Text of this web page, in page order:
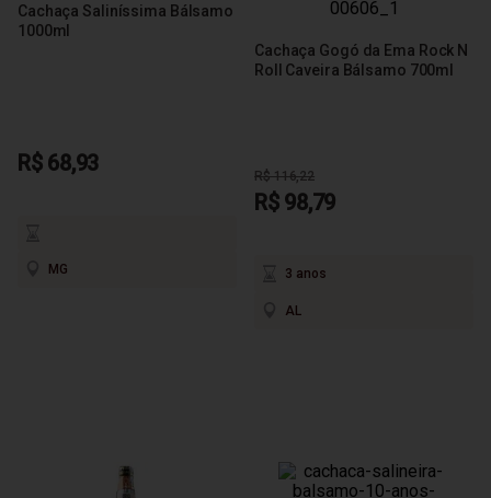
Cachaça Saliníssima Bálsamo
1000ml
R$ 68,93
MG
Cachaça Gogó da Ema Rock N
Roll Caveira Bálsamo 700ml
R$ 116,22
R$ 98,79
3 anos
AL